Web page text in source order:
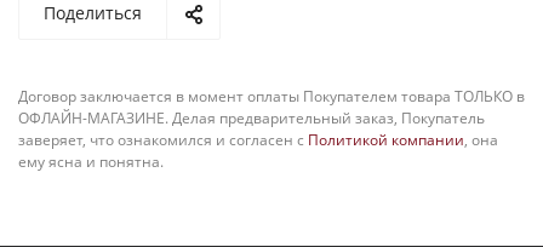
Поделиться
Договор заключается в момент оплаты Покупателем товара ТОЛЬКО в
ОФЛАЙН-МАГАЗИНЕ. Делая предварительный заказ, Покупатель
заверяет, что ознакомился и согласен с Политикой компании, она
ему ясна и понятна.